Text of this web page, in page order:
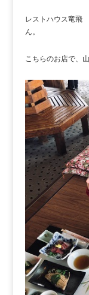
レストハウス竜飛
ん。
こちらのお店で、